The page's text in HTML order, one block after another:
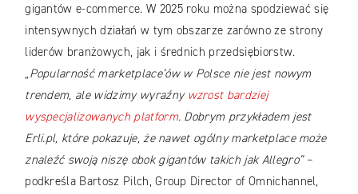
gigantów e-commerce. W 2025 roku można spodziewać się
intensywnych działań w tym obszarze zarówno ze strony
liderów branżowych, jak i średnich przedsiębiorstw.
„Popularność marketplace’ów w Polsce nie jest nowym
trendem, ale widzimy wyraźny wzrost bardziej
wyspecjalizowanych platform. Dobrym przykładem jest
Erli.pl, które pokazuje, że nawet ogólny marketplace może
znaleźć swoją niszę obok gigantów takich jak Allegro” –
podkreśla Bartosz Pilch, Group Director of Omnichannel,